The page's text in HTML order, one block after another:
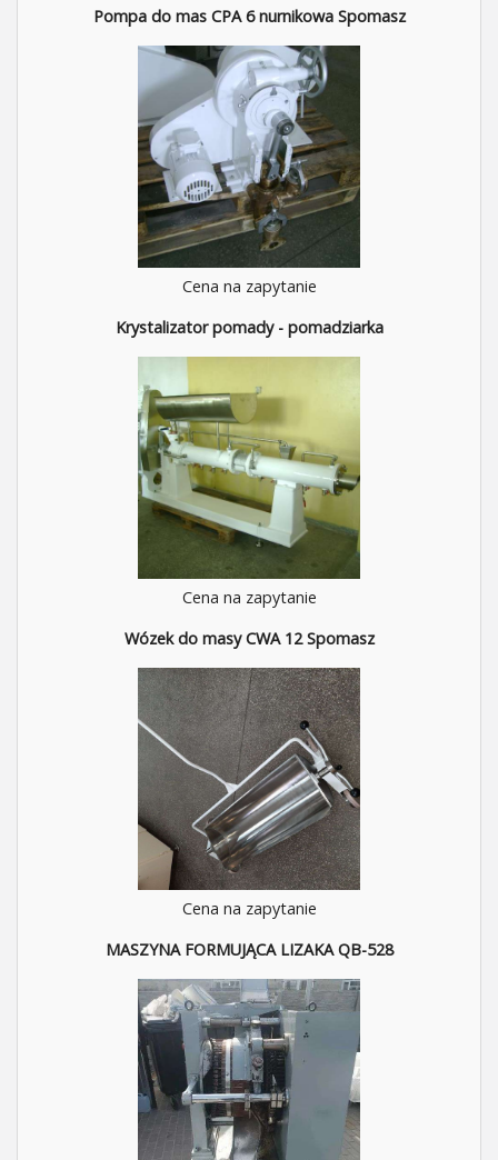
Pompa do mas CPA 6 nurnikowa Spomasz
Cena na zapytanie
Krystalizator pomady - pomadziarka
Cena na zapytanie
Wózek do masy CWA 12 Spomasz
Cena na zapytanie
MASZYNA FORMUJĄCA LIZAKA QB-528